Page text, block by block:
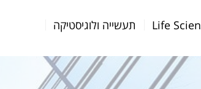
תעשייה ולוגיסטיקה